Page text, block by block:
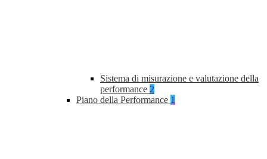
Sistema di misurazione e valutazione della
performance 2
Piano della Performance 1